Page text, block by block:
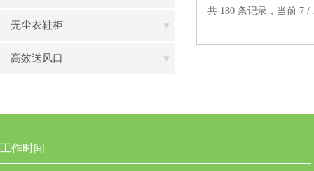
无尘衣鞋柜
高效送风口
共 180 条记录，当前 7
工作时间